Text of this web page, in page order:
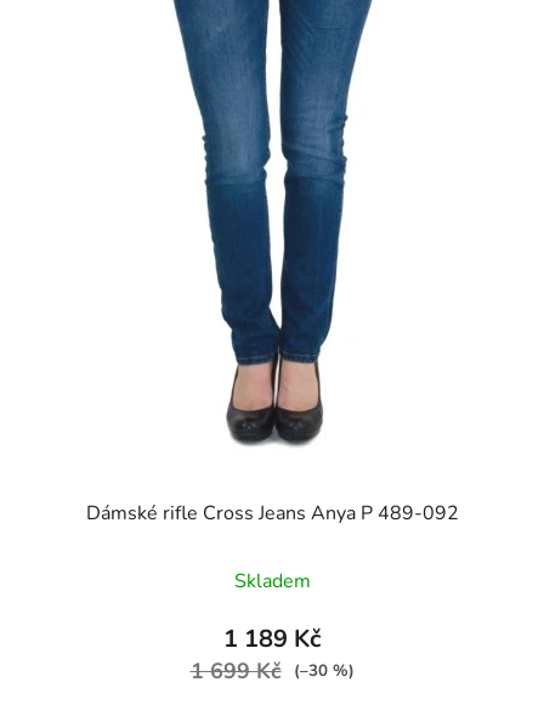
Dámské rifle Cross Jeans Anya P 489-092
Skladem
1 189 Kč
1 699 Kč (–30 %)